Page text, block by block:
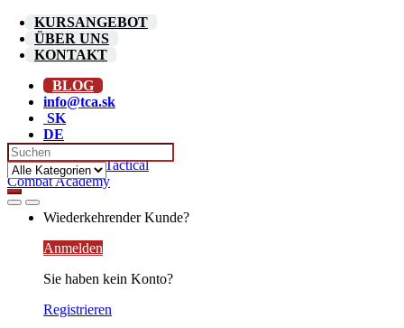
Skip
navigation
Skip
content
KURSANGEBOT
ÜBER UNS
KONTAKT
BLOG
info@tca.sk
SK
DE
Search
for:
Wiederkehrender Kunde?
Anmelden
Sie haben kein Konto?
Registrieren